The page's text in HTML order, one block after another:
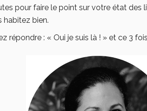
pour faire le point sur votre état des
habitez bien.
répondre : « Oui je suis là ! » et ce 3